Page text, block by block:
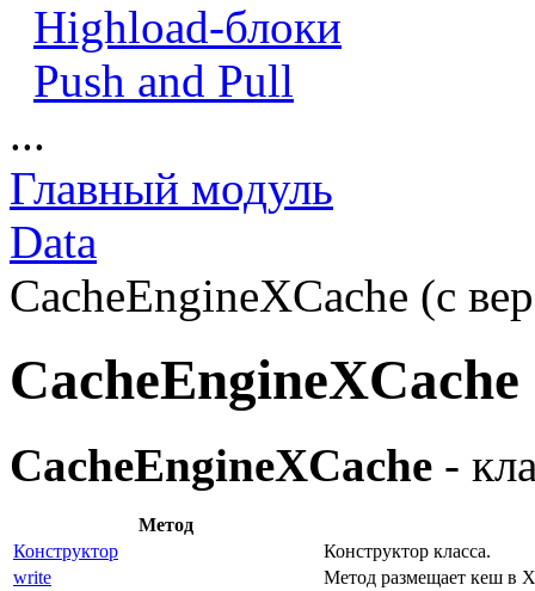
Highload-блоки
Push and Pull
...
Главный модуль
Data
CacheEngineXCache (с
CacheEngineXCache
CacheEngineXCache -
Метод
Конструктор
Конструктор класса.
write
Метод размещает кеш в